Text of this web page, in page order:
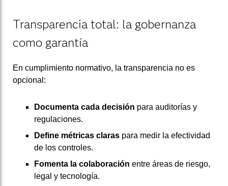
Transparencia total: la gobernanza
como garantía
En cumplimiento normativo, la transparencia no es
opcional:
Documenta cada decisión para auditorías y
regulaciones.
Define métricas claras para medir la efectividad
de los controles.
Fomenta la colaboración entre áreas de riesgo,
legal y tecnología.